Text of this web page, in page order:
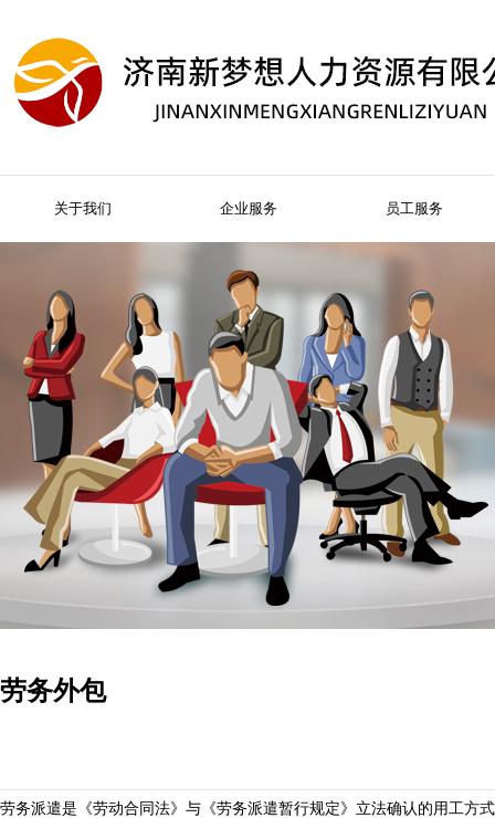
关于我们 企业服务 员工服务
劳务外包
劳务派遣是《劳动合同法》与《劳务派遣暂行规定》立法确认的用工方